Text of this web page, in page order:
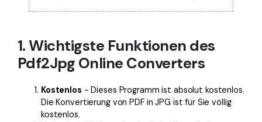
1. Wichtigste Funktionen des
Pdf2Jpg Online Converters
Kostenlos - Dieses Programm ist absolut kostenlos.
Die Konvertierung von PDF in JPG ist für Sie völlig
kostenlos.